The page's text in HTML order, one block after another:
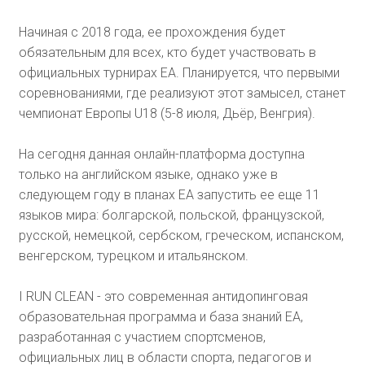
Начиная с 2018 года, ее прохождения будет
обязательным для всех, кто будет участвовать в
официальных турнирах ЕА. Планируется, что первыми
соревнованиями, где реализуют этот замысел, станет
чемпионат Европы U18 (5-8 июля, Дьёр, Венгрия).
На сегодня данная онлайн-платформа доступна
только на английском языке, однако уже в
следующем году в планах ЕА запустить ее еще 11
языков мира: болгарской, польской, французской,
русской, немецкой, сербском, греческом, испанском,
венгерском, турецком и итальянском.
I RUN CLEAN - это современная антидопинговая
образовательная программа и база знаний ЕА,
разработанная с участием спортсменов,
официальных лиц в области спорта, педагогов и